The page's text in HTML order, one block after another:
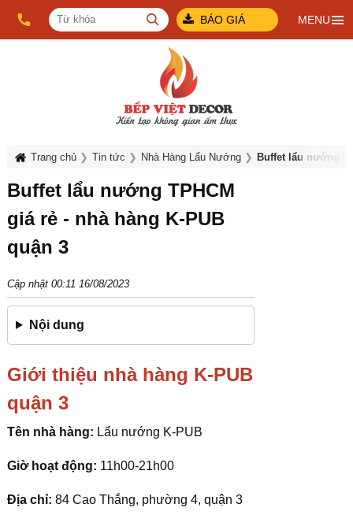
BÁO GIÁ MENU
Trang chủ Tin tức Nhà Hàng Lẩu Nướng Buffet lẩu nướng
Buffet lẩu nướng TPHCM
giá rẻ - nhà hàng K-PUB
quận 3
Cập nhật 00:11 16/08/2023
Nội dung
Giới thiệu nhà hàng K-PUB
quận 3
Tên nhà hàng: Lẩu nướng K-PUB
Giờ hoạt động: 11h00-21h00
Địa chỉ: 84 Cao Thắng, phường 4, quận 3